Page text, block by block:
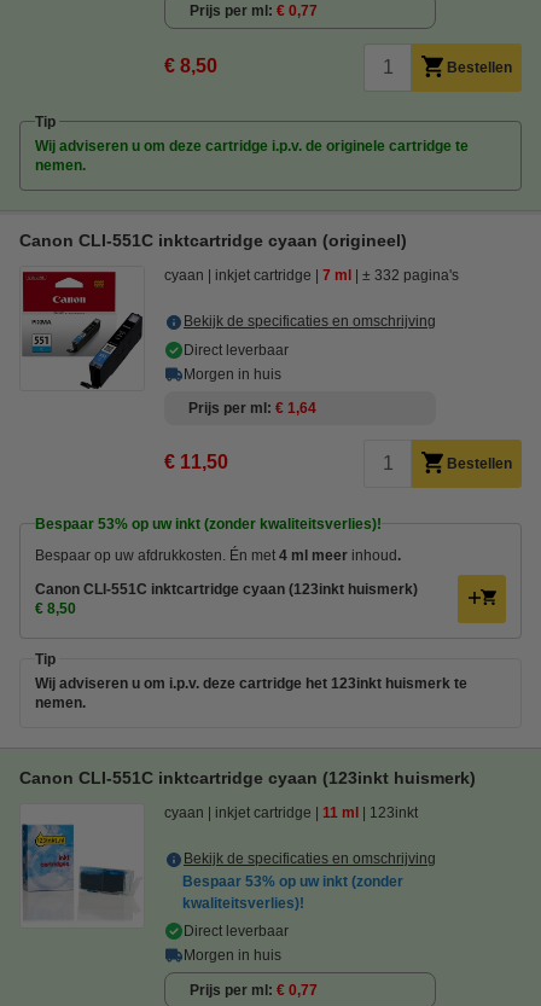
Prijs per ml € 0,77
€ 8,50 Bestellen
Tip
Wij adviseren u om deze cartridge i.p.v. de originele cartridge te
nemen.
Canon CLI-551C inktcartridge cyaan (origineel)
cyaan inkjet cartridge 7 ml ± 332 pagina's
Bekijk de specificaties en omschrijving
Direct leverbaar
Morgen in huis
Prijs per ml
€ 1,64
€ 11,50 Bestellen
Bespaar 53% op uw inkt (zonder kwaliteitsverlies)!
Bespaar op uw afdrukkosten. Én met 4 ml meer inhoud .
Canon CLI-551C inktcartridge cyaan (123inkt huismerk)
€ 8,50
Tip
Wij adviseren u om i.p.v. deze cartridge het 123inkt huismerk te
nemen.
Canon CLI-551C inktcartridge cyaan (123inkt huismerk)
cyaan inkjet cartridge 11 ml 123inkt
Bekijk de specificaties en omschrijving
Bespaar 53% op uw inkt (zonder
kwaliteitsverlies)!
Direct leverbaar
Morgen in huis
Prijs per ml € 0,77